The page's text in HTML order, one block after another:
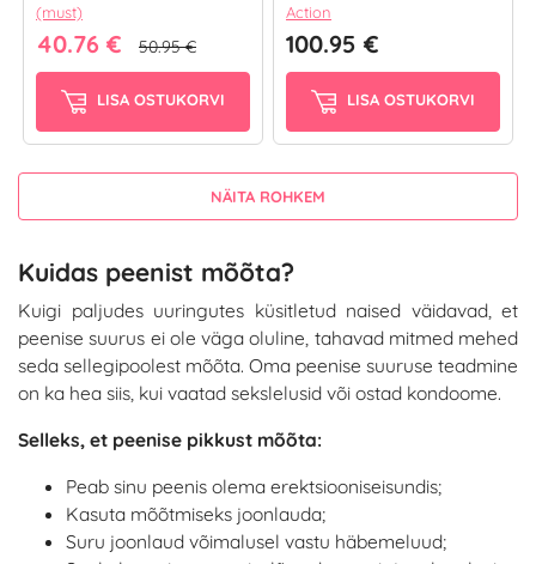
(must)
40.76 € 50.95 €
LISA OSTUKORVI
Action
100.95 €
LISA OSTUKORVI
NÄITA ROHKEM
Kuidas peenist mõõta?
Kuigi paljudes uuringutes küsitletud naised väidavad, et
peenise suurus ei ole väga oluline, tahavad mitmed mehed
seda sellegipoolest mõõta. Oma peenise suuruse teadmine
on ka hea siis, kui vaatad sekslelusid või ostad kondoome.
Selleks, et peenise pikkust mõõta:
Peab sinu peenis olema erektsiooniseisundis;
Kasuta mõõtmiseks joonlauda;
Suru joonlaud võimalusel vastu häbemeluud;